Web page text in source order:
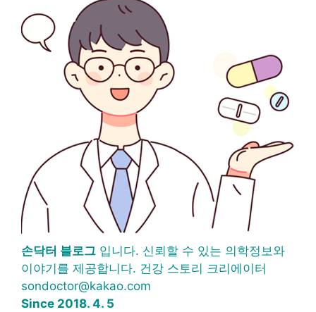
손닥터 블로그 입니다. 신뢰할 수 있는 의학정보와
이야기를 제공합니다. 건강 스토리 크리에이터
sondoctor@kakao.com
Since 2018. 4. 5